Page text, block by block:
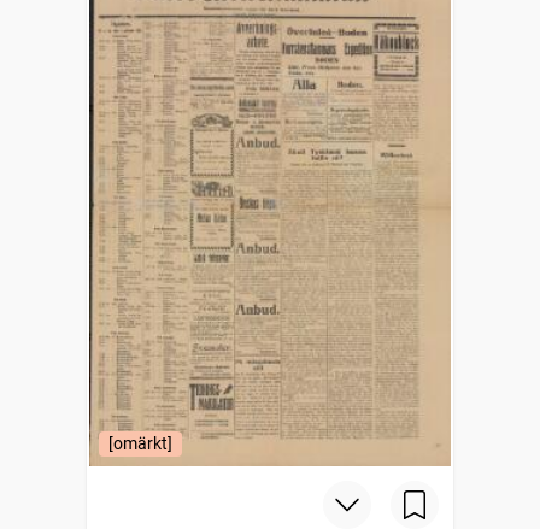
[omärkt]